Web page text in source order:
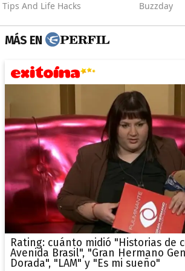
MÁS EN
Rating: cuánto midió "Historias de
Avenida Brasil", "Gran Hermano
Dorada", "LAM" y "Es mi sueño"